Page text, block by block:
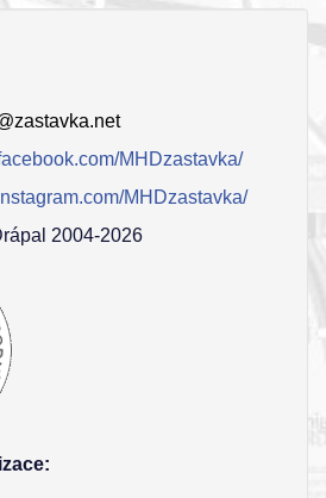
MHDzastavka/
MHDzastavka/
2004-2026